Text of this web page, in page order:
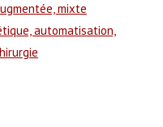
mixte
automatisation,